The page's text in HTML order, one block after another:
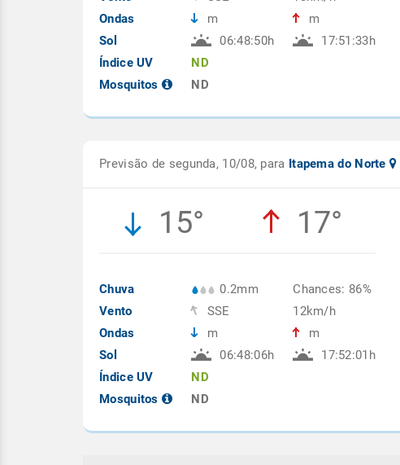
Ondas
Sol
Índice UV
Mosquitos
m
06:48:50h
ND
ND
m
17:51:33h
Previsão de segunda, 10/08, para Itapema do Norte
15° 17°
Chuva
Vento
Ondas
Sol
Índice UV
Mosquitos
0.2mm
SSE
m
06:48:06h
ND
ND
Chances: 86%
12km/h
m
17:52:01h